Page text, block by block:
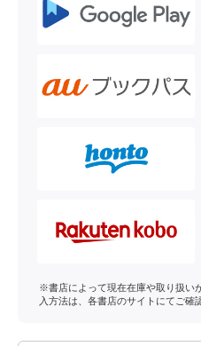
※書店によって現在在庫や取り扱い
入方法は、各書店のサイトにてご確